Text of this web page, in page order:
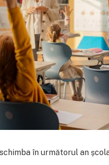
în următorul an